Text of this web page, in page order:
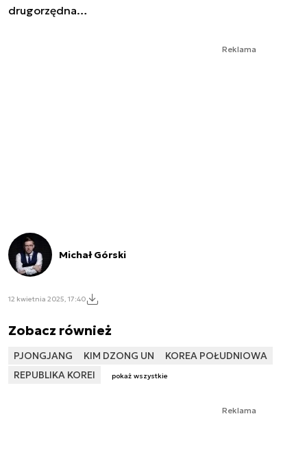
drugorzędna…
Reklama
Michał Górski
12 kwietnia 2025, 17:40
Zobacz również
PJONGJANG KIM DZONG UN
KOREA POŁUDNIOWA
REPUBLIKA KOREI
pokaż wszystkie
Reklama